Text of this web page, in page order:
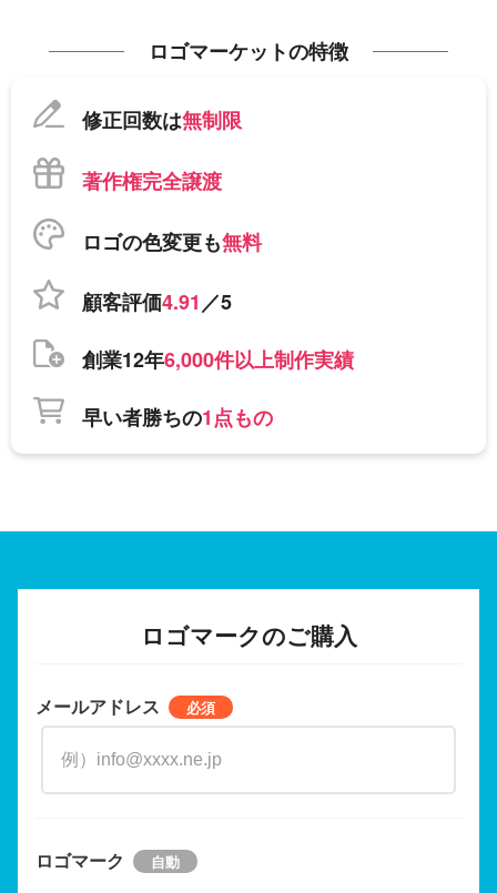
ロゴマーケットの特徴
修正回数は無制限
著作権完全譲渡
ロゴの色変更も無料
顧客評価4.91／5
創業12年6,000件以上制作実績
早い者勝ちの1点もの
ロゴマークのご購入
メールアドレス
ロゴマーク